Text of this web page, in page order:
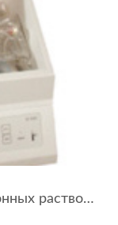
Аппарат для подогрева инфузионных растворов SAHARA Thermоbox